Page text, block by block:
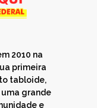
2010 na
primeira
tabloide,
grande
e